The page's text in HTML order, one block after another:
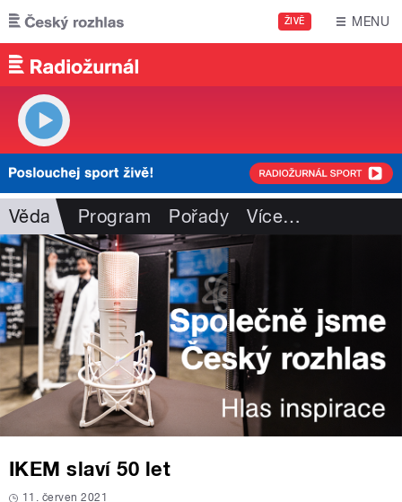
Přejít k hlavnímu obsahu
ŽIVĚ MENU
Věda Program Pořady Více…
IKEM slaví 50 let
11. červen 2021